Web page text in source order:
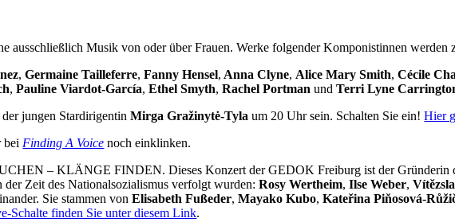
ausschließlich Musik von oder über Frauen. Werke folgender Komponistinnen werden
, Germaine Tailleferre, Fanny Hensel, Anna Clyne, Alice Mary Smith, Cécile
, Pauline Viardot-García, Ethel Smyth, Rachel Portmanund Terri Lyne
der jungen StardirigentinMirga Gražinytė-Tyla um 20 Uhr sein. Schalten Sie ein!Hier
bei Finding A Voice noch einklinken.
– KLÄNGE FINDEN. Dieses Konzert der GEDOK Freiburg ist der Gründerin
Zeit des Nationalsozialismus verfolgt wurden:Rosy Wertheim, Ilse Weber,
Sie stammen vonElisabeth Fußeder, Mayako Kubo, Kateřina Piňosová-
Schalte finden Sie unter diesem Link.